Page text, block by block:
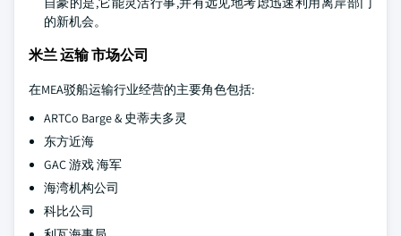
的新机会。
米兰 运输 市场公司
在MEA驳船运输行业经营的主要角色包括:
ARTCo Barge & 史蒂夫多灵
东方近海
GAC 游戏 海军
海湾机构公司
科比公司